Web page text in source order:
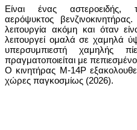
Είναι ένας αστεροειδής,
αερόψυκτος
λειτουργία ακόμη και όταν
λειτουργεί ομαλά σε χαμηλά
υπερσυμπιεστή χαμηλής
πραγματοποιείται με
Ο κινητήρας M-14P
χώρες παγκοσμίως (2026).